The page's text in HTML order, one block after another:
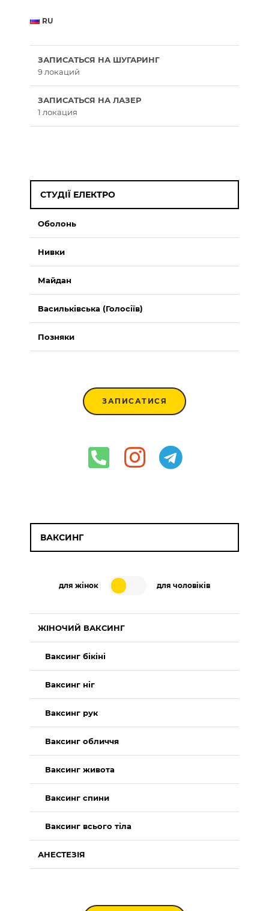
RU
ЗАПИСАТЬСЯ НА ШУГАРИНГ
9 локаций
ЗАПИСАТЬСЯ НА ЛАЗЕР
1 локация
СТУДІЇ ЕЛЕКТРО
Оболонь
Нивки
Майдан
Васильківська (Голосіїв)
Позняки
ЗАПИСАТИСЯ
ВАКСИНГ
для жінок для чоловіків
ЖІНОЧИЙ ВАКСИНГ
Ваксинг бікіні
Ваксинг ніг
Ваксинг рук
Ваксинг обличчя
Ваксинг живота
Ваксинг спини
Ваксинг всього тіла
АНЕСТЕЗІЯ